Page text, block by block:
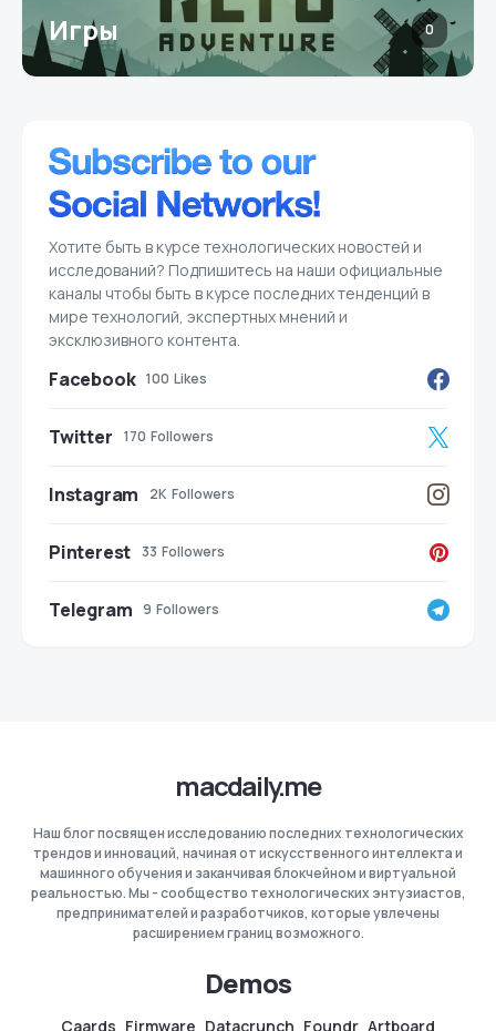
Игры 0
Хотите быть в курсе технологических новостей и
исследований? Подпишитесь на наши официальные
каналы чтобы быть в курсе последних тенденций в
мире технологий, экспертных мнений и
эксклюзивного контента.
Facebook 100 Likes
Twitter 170 Followers
Instagram 2K Followers
Pinterest 33 Followers
Telegram 9 Followers
macdaily.me
Наш блог посвящен исследованию последних технологических
трендов и инноваций, начиная от искусственного интеллекта и
машинного обучения и заканчивая блокчейном и виртуальной
реальностью. Мы - сообщество технологических энтузиастов,
предпринимателей и разработчиков, которые увлечены
расширением границ возможного.
Demos
Caards Firmware Datacrunch Foundr Artboard